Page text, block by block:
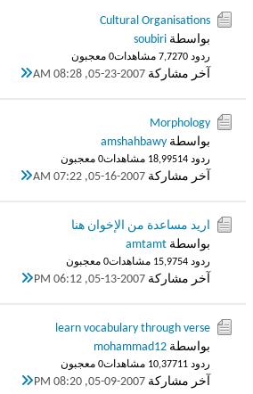
Cultural Organisations
بواسطة soubiri
ردود 0 7,727 مشاهدات 0 معجبون
آخر مشاركة 05-23-2007, 08:28 AM
Morphology
بواسطة amshahbawy
ردود 14 18,995 مشاهدات 0 معجبون
آخر مشاركة 05-16-2007, 07:22 AM
اريد مساعدة من الإخوان هنا
بواسطة amtamt
ردود 4 15,975 مشاهدات 0 معجبون
آخر مشاركة 05-13-2007, 06:12 PM
learn vocabulary through verse
بواسطة mohammad12
ردود 11 10,377 مشاهدات 0 معجبون
آخر مشاركة 05-09-2007, 08:20 PM